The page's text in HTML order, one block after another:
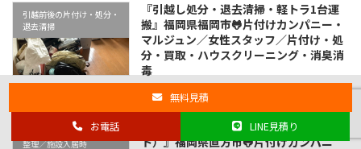
引越前後の片付け・処分・
退去清掃
『引越し処分・退去清掃・軽トラ1台運
搬』福岡県福岡市🐸片付けカンパニー・
マルジュン／女性スタッフ／片付け・処
分・買取・ハウスクリーニング・消臭消
毒
終活／実家の片付け／生前
整理／施設入居時
『終活・生前整理（施設入居時サポー
ト）』福岡県直方市🐸片付けカンパニ
無料見積
お電話
LINE見積り